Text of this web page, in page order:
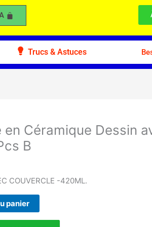
Trucs & Astuces
en Céramique Dessin
B
COUVERCLE -420ML.
panier